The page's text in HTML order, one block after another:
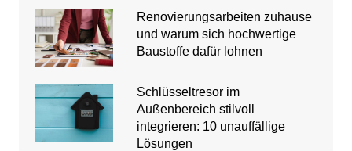
Renovierungsarbeiten zuhause
und warum sich hochwertige
Baustoffe dafür lohnen
Schlüsseltresor im
Außenbereich stilvoll
integrieren: 10 unauffällige
Lösungen